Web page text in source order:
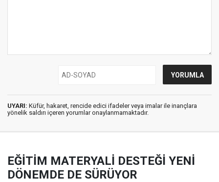
UYARI: Küfür, hakaret, rencide edici ifadeler veya imalar ile inançlara
yönelik saldırı içeren yorumlar onaylanmamaktadır.
EĞİTİM MATERYALİ DESTEĞİ YENİ
DÖNEMDE DE SÜRÜYOR